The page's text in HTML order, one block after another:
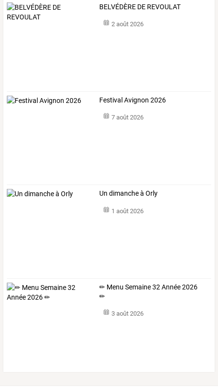
BELVÉDÈRE DE REVOULAT
2 août 2026
Festival Avignon 2026
7 août 2026
Un dimanche à Orly
1 août 2026
✏ Menu Semaine 32 Année 2026
✏
3 août 2026